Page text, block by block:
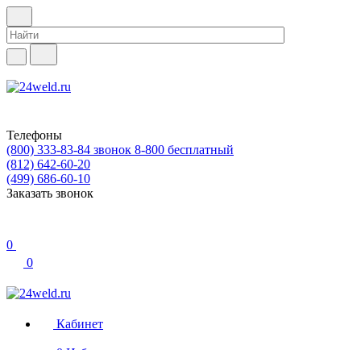
Телефоны
(800) 333-83-84 звонок 8-800 бесплатный
(812) 642-60-20
(499) 686-60-10
Заказать звонок
0
0
Кабинет